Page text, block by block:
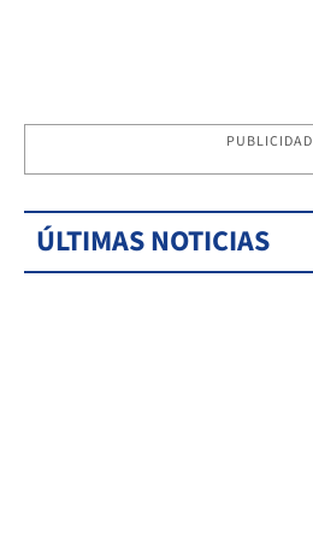
PUBLICIDAD
ÚLTIMAS NOTICIAS